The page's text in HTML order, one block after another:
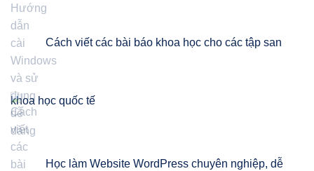
Cách viết các bài báo khoa học cho các tập san
khoa học quốc tế
Học làm Website WordPress chuyên nghiệp, dễ